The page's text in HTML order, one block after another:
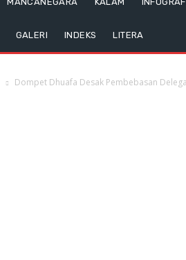
GALERI INDEKS LITERA
Dompet Dhuafa Desak Pembebasan